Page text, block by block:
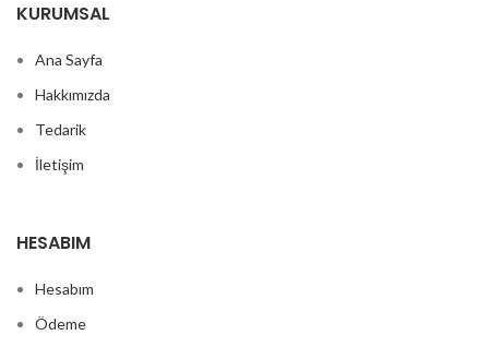
KURUMSAL
Ana Sayfa
Hakkımızda
Tedarik
İletişim
HESABIM
Hesabım
Ödeme